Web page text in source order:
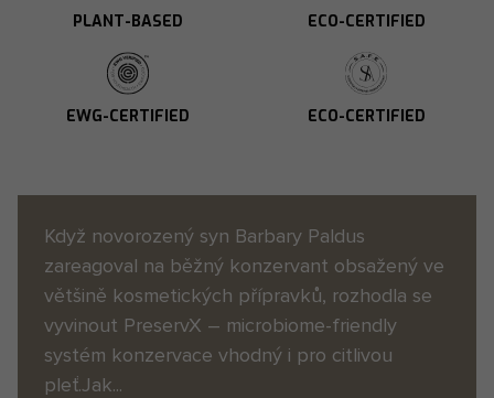
PLANT-BASED ECO-CERTIFIED
EWG-CERTIFIED ECO-CERTIFIED
Když novorozený syn Barbary Paldus
zareagoval na běžný konzervant obsažený ve
většině kosmetických přípravků, rozhodla se
vyvinout PreservX – microbiome-friendly
systém konzervace vhodný i pro citlivou
pleť.Jak...